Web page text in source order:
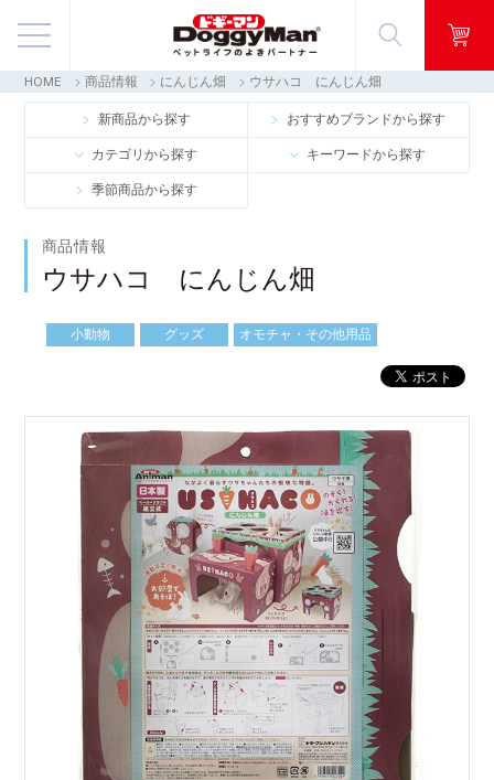
商品情報
映像ギャラリー
お客様窓口・Q＆A
会社情報
サイトマップ English
HOME 商品情報 にんじん畑 ウサハコ にんじん畑
新商品から探す おすすめブランドから探す
カテゴリから探す キーワードから探す
季節商品から探す
商品情報
ウサハコ にんじん畑
小動物 グッズ オモチャ・その他用品